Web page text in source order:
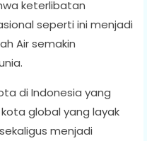
keterlibatan
seperti ini menjadi
Air semakin
di Indonesia yang
global yang layak
menjadi